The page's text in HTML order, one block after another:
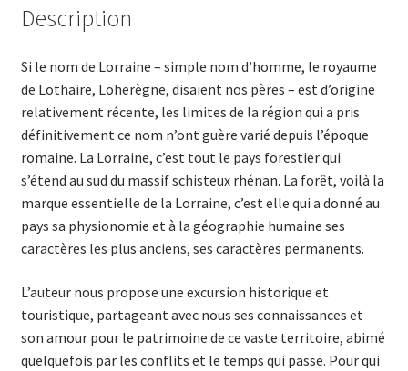
Description
Si le nom de Lorraine – simple nom d’homme, le royaume
de Lothaire, ­­Loherègne, disaient nos pères – est d’origine
relativement récente, les limites de la région qui a pris
définitivement ce nom n’ont guère varié depuis l’époque
romaine. La Lorraine, c’est tout le pays forestier qui
s’étend au sud du massif schisteux rhénan. La forêt, voilà la
marque essentielle de la Lorraine, c’est elle qui a donné au
pays sa physionomie et à la géographie humaine ses
caractères les plus anciens, ses caractères permanents.
L’auteur nous propose une excursion historique et
touristique, partageant avec nous ses connaissances et
son amour pour le patrimoine de ce vaste territoire, abimé
quelquefois par les conflits et le temps qui passe. Pour qui